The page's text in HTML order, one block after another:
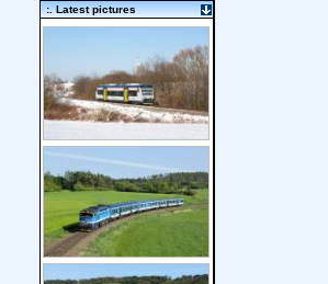
:. Latest pictures